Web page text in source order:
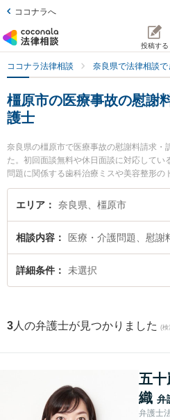
ココナラへ
投稿する
ココナラ法律相談 奈良県で法律相談
橿原市の医療事故の慰謝
護士
奈良県の橿原市で医療事故の慰謝料請求・
た。初回面談無料や休日面談に対応してい
問題に関係する歯科治療ミスや美容整形
な分野での絞り込み検索もでき便利です。
郎弁護士や橿原法律事務所の辻内 誠人弁
に弁護士に相談したい』『医療事故の慰謝
豊富な近くの弁護士を検索したい』『初
訴訟を法律相談できる橿原市内の弁護士に
エリア 奈良県、橿原市
相談内容 医療・介護問題、慰謝
詳細条件 未選択
3 人の弁護士が見つかりました (検
五
織 弁
弁護士